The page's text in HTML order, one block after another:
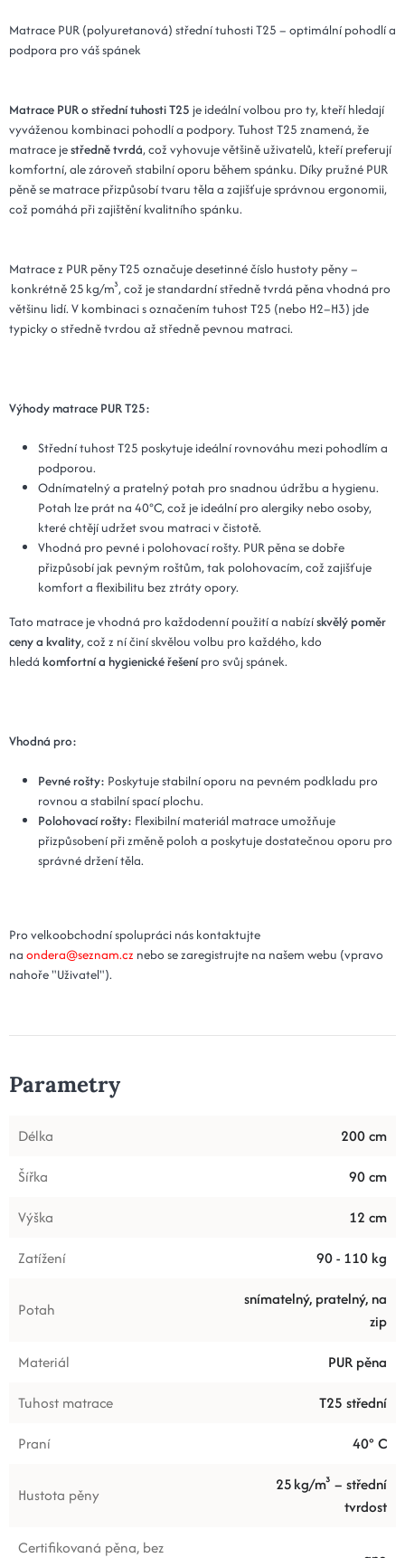
Matrace PUR (polyuretanová) střední tuhosti T25 – optimální pohodlí a
podpora pro váš spánek
Matrace PUR o střední tuhosti T25 je ideální volbou pro ty, kteří hledají
vyváženou kombinaci pohodlí a podpory. Tuhost T25 znamená, že
matrace jestředně tvrdá, což vyhovuje většině uživatelů, kteří preferují
komfortní, ale zároveň stabilní oporu během spánku. Díky pružné PUR
pěně se matrace přizpůsobí tvaru těla a zajišťuje správnou ergonomii,
což pomáhá při zajištění kvalitního spánku.
Matrace z PUR pěny T25 označuje desetinné číslo hustoty pěny –
konkrétně 25 kg/m³, což je standardní středně tvrdá pěna vhodná pro
většinu lidí. V kombinaci s označením tuhost T25 (nebo H2–H3) jde
typicky o středně tvrdou až středně pevnou matraci.
Výhody matrace PUR T25:
Střední tuhost T25 poskytuje ideální rovnováhu mezi pohodlím a
podporou.
Odnímatelný a pratelný potah pro snadnou údržbu a hygienu.
Potah lze prát na 40°C, což je ideální pro alergiky nebo osoby,
které chtějí udržet svou matraci v čistotě.
Vhodná pro pevné i polohovací rošty. PUR pěna se dobře
přizpůsobí jak pevným roštům, tak polohovacím, což zajišťuje
komfort a flexibilitu bez ztráty opory.
Tato matrace je vhodná pro každodenní použití a nabízískvělý poměr
ceny a kvality, což z ní činí skvělou volbu pro každého, kdo
hledá komfortní a hygienické řešenípro svůj spánek.
Vhodná pro:
Pevné rošty: Poskytuje stabilní oporu na pevném podkladu pro
rovnou a stabilní spací plochu.
Polohovací rošty: Flexibilní materiál matrace umožňuje
přizpůsobení při změně poloh a poskytuje dostatečnou oporu pro
správné držení těla.
Pro velkoobchodní spolupráci nás kontaktujte
na ondera@seznam.cz nebo se zaregistrujte na našem webu (vpravo
nahoře "Uživatel").
Parametry
Délka
200 cm
Šířka
90 cm
Výška
12 cm
Zatížení
90 - 110 kg
Potah
snímatelný, pratelný, na
zip
Materiál
PUR pěna
Tuhost matrace
T25 střední
Praní
40° C
Hustota pěny
25 kg/m³ – střední
tvrdost
Certifikovaná pěna, bez